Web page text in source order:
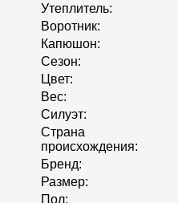
Утеплитель:
Воротник:
Капюшон:
Сезон:
Цвет:
Вес:
Силуэт:
Страна
происхождения:
Бренд:
Размер:
Пол: